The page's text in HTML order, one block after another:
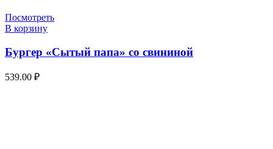
Посмотреть
В корзину
Бургер «Сытый папа» со свининой
539.00 ₽